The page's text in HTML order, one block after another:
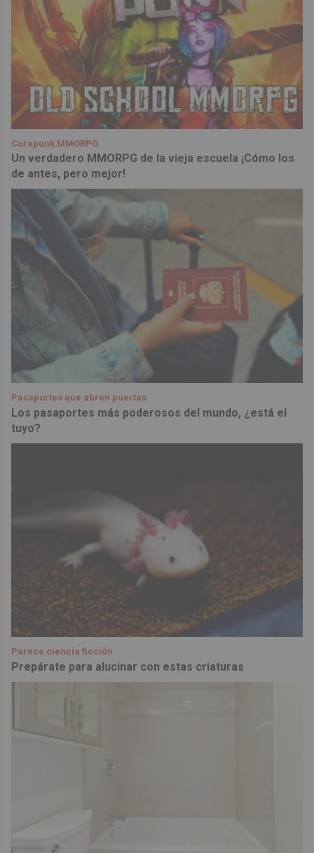
Corepunk MMORPG
Un verdadero MMORPG de la vieja escuela ¡Cómo los
de antes, pero mejor!
Pasaportes que abren puertas
Los pasaportes más poderosos del mundo, ¿está el
tuyo?
Parece ciencia ficción
Prepárate para alucinar con estas criaturas